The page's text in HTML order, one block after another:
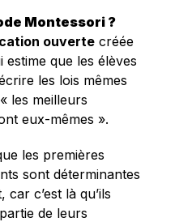
Montessori ?
ouverte créée
que les élèves
les lois mêmes
les meilleurs
eux-mêmes ».
les premières
sont déterminantes
c’est là qu’ils
de leurs